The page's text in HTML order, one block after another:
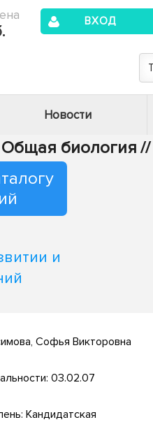
ВХОД
Новости
Общая биология //
и
Софья Викторовна
03.02.07
Кандидатская